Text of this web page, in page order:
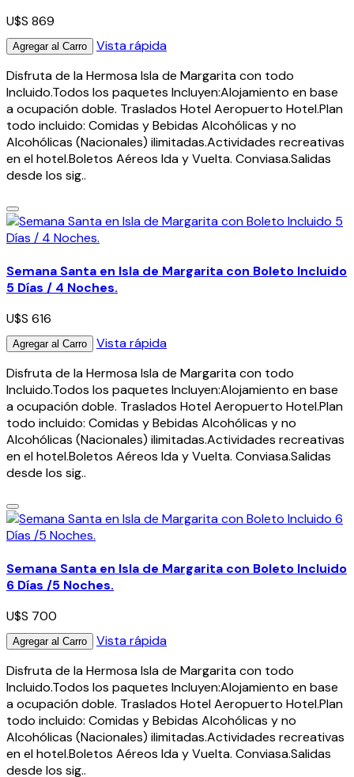
U$S 869
Agregar al Carro
Vista rápida
Disfruta de la Hermosa Isla de Margarita con todo
Incluido.Todos los paquetes Incluyen:Alojamiento en base
a ocupación doble. Traslados Hotel Aeropuerto Hotel.Plan
todo incluido: Comidas y Bebidas Alcohólicas y no
Alcohólicas (Nacionales) ilimitadas.Actividades recreativas
en el hotel.Boletos Aéreos Ida y Vuelta. Conviasa.Salidas
desde los sig..
Semana Santa en Isla de Margarita con Boleto Incluido
5 Días / 4 Noches.
U$S 616
Agregar al Carro
Vista rápida
Disfruta de la Hermosa Isla de Margarita con todo
Incluido.Todos los paquetes Incluyen:Alojamiento en base
a ocupación doble. Traslados Hotel Aeropuerto Hotel.Plan
todo incluido: Comidas y Bebidas Alcohólicas y no
Alcohólicas (Nacionales) ilimitadas.Actividades recreativas
en el hotel.Boletos Aéreos Ida y Vuelta. Conviasa.Salidas
desde los sig..
Semana Santa en Isla de Margarita con Boleto Incluido
6 Días /5 Noches.
U$S 700
Agregar al Carro
Vista rápida
Disfruta de la Hermosa Isla de Margarita con todo
Incluido.Todos los paquetes Incluyen:Alojamiento en base
a ocupación doble. Traslados Hotel Aeropuerto Hotel.Plan
todo incluido: Comidas y Bebidas Alcohólicas y no
Alcohólicas (Nacionales) ilimitadas.Actividades recreativas
en el hotel.Boletos Aéreos Ida y Vuelta. Conviasa.Salidas
desde los sig..